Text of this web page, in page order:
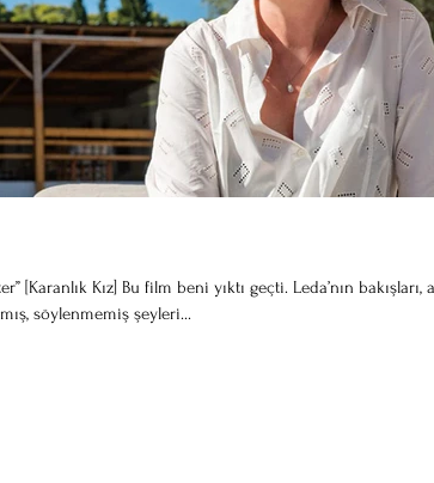
[Karanlık Kız] Bu film beni yıktı geçti. Leda’nın bakışları,
söylenmemiş şeyleri...